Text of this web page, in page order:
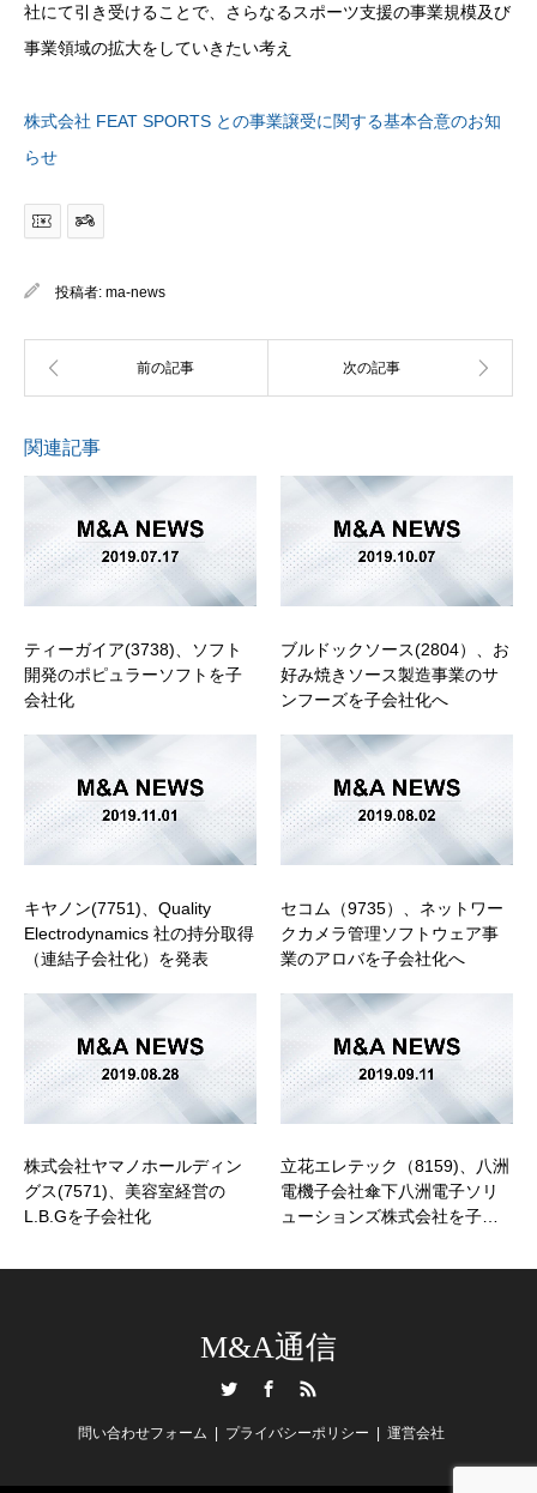
社にて引き受けることで、さらなるスポーツ支援の事業規模及び
事業領域の拡大をしていきたい考え
株式会社 FEAT SPORTS との事業譲受に関する基本合意のお知
らせ
投稿者: ma-news
関連記事
ティーガイア(3738)、ソフト
開発のポピュラーソフトを子
会社化
ブルドックソース(2804）、お
好み焼きソース製造事業のサ
ンフーズを子会社化へ
キヤノン(7751)、Quality
Electrodynamics 社の持分取得
（連結子会社化）を発表
セコム（9735）、ネットワー
クカメラ管理ソフトウェア事
業のアロバを子会社化へ
株式会社ヤマノホールディン
グス(7571)、美容室経営の
L.B.Gを子会社化
立花エレテック（8159)、八洲
電機子会社傘下八洲電子ソリ
ューションズ株式会社を子…
M&A通信
問い合わせフォーム プライバシーポリシー 運営会社